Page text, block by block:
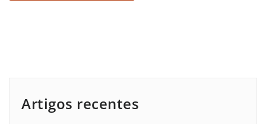
Artigos recentes